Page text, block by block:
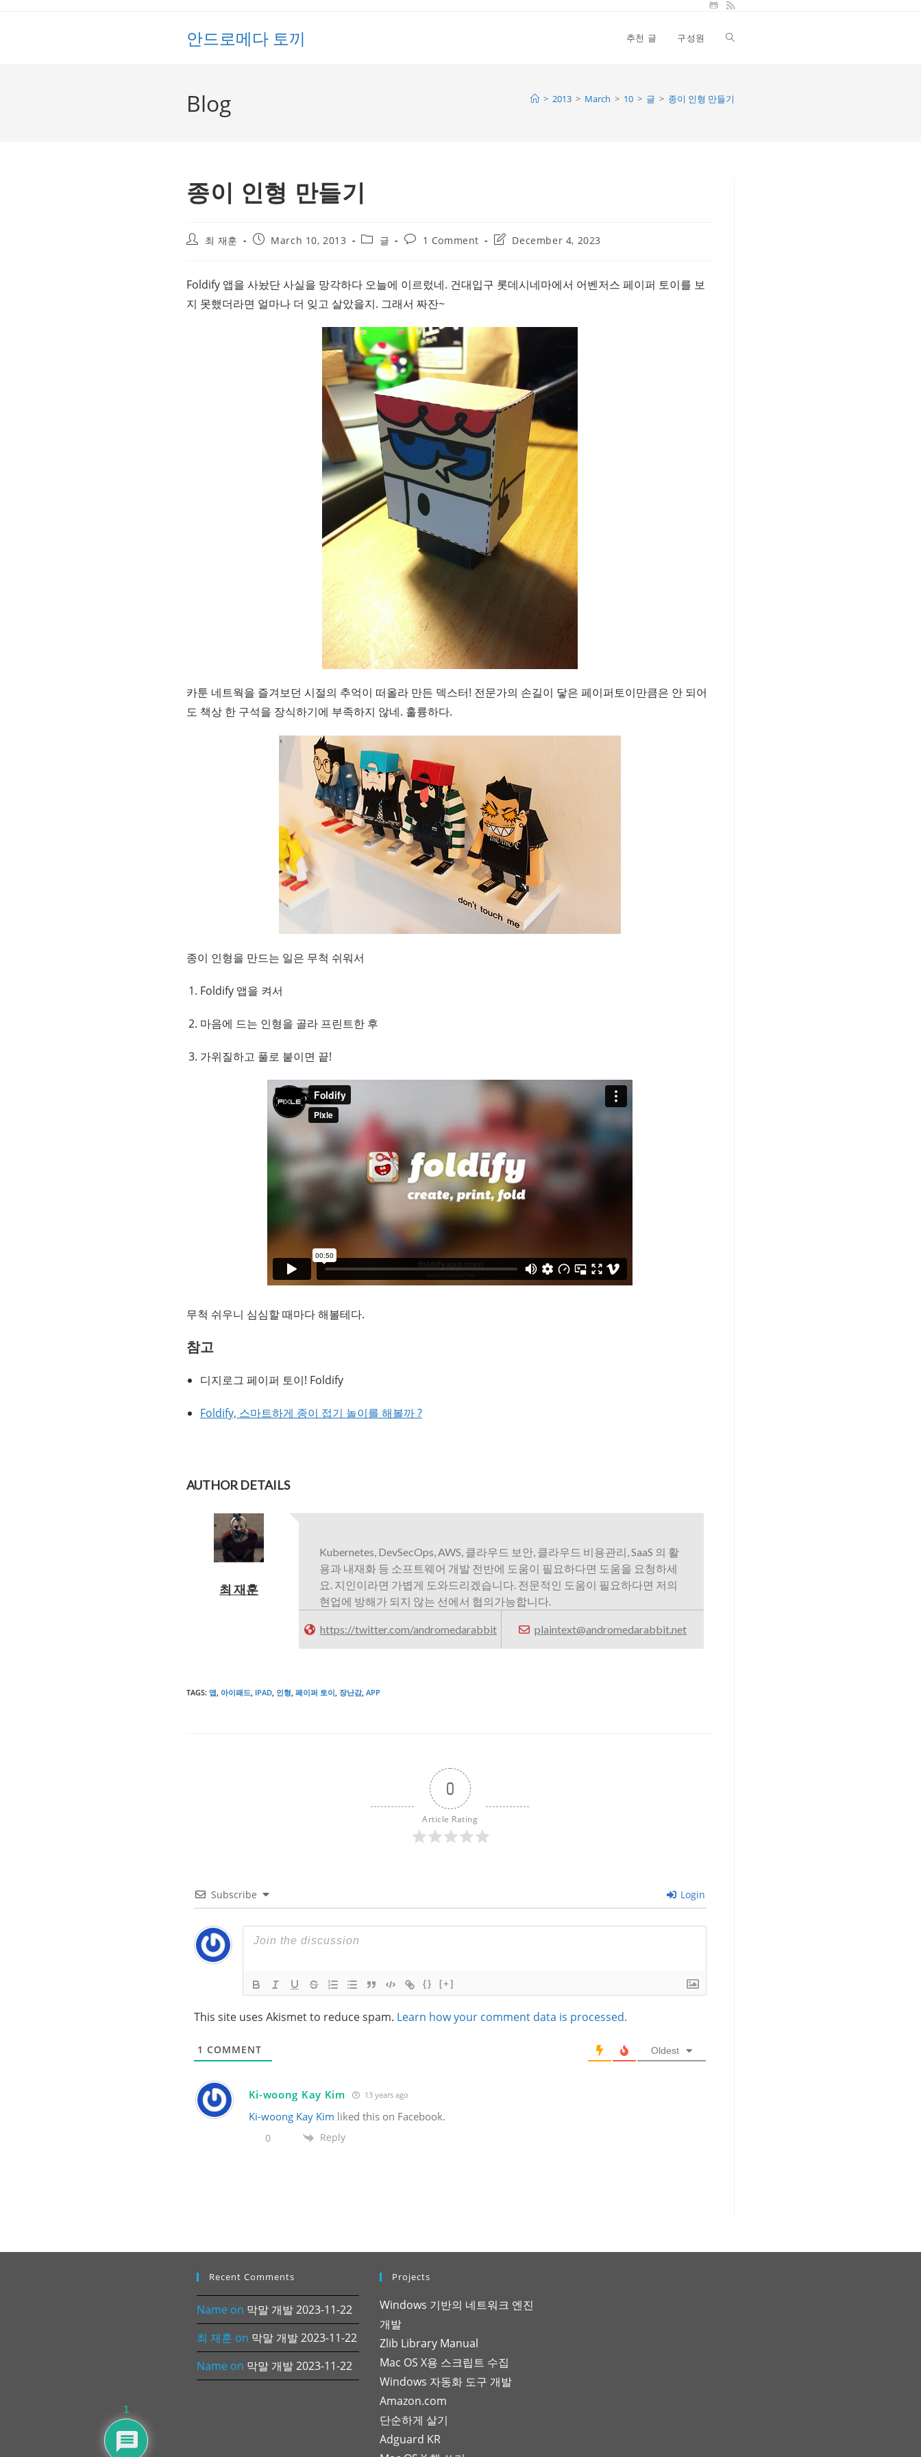
안드로메다 토끼 추천 글 구성원 Toggle
Blog > 2013 > March > 10 > 글 > 종이 인형 만들기
종이 인형 만들기
Post최 재훈
PostMarch 10, 2013
Post글
Post1 Comment
PostDecember 4, 2023
Foldify 앱을 사놨단 사실을 망각하다 오늘에 이르렀네. 건대입구 롯데시네마에서 어벤저스 페이퍼 토이를 보
지 못했더라면 얼마나 더 잊고 살았을지. 그래서 짜잔~
카툰 네트웍을 즐겨보던 시절의 추억이 떠올라 만든 덱스터! 전문가의 손길이 닿은 페이퍼토이만큼은 안 되어
도 책상 한 구석을 장식하기에 부족하지 않네. 훌륭하다.
종이 인형을 만드는 일은 무척 쉬워서
Foldify 앱을 켜서
마음에 드는 인형을 골라 프린트한 후
가위질하고 풀로 붙이면 끝!
무척 쉬우니 심심할 때마다 해볼테다.
참고
디지로그 페이퍼 토이! Foldify
Foldify, 스마트하게 종이 접기 놀이를 해볼까 ?
AUTHOR DETAILS
최 재훈
Kubernetes, DevSecOps, AWS, 클라우드 보안, 클라우드 비용관리, SaaS 의 활
용과 내재화 등 소프트웨어 개발 전반에 도움이 필요하다면 도움을 요청하세
요. 지인이라면 가볍게 도와드리겠습니다. 전문적인 도움이 필요하다면 저의
현업에 방해가 되지 않는 선에서 협의가능합니다.
https://twitter.com/andromedarabbit plaintext@andromedarabbit.net
TAGS: 앱, 아이패드, IPAD, 인형, 페이퍼 토이, 장난감, APP
0
Article Rating
Subscribe Login
{} [+]
This site uses Akismet to reduce spam. Learn how your comment data is processed.
1 COMMENT Oldest
Ki-woong Kay Kim 13 years ago
Ki-woong Kay Kim liked this on Facebook.
0 Reply
Recent Comments
Name on 막말 개발 2023-11-22
최 재훈 on 막말 개발 2023-11-22
Name on 막말 개발 2023-11-22
Projects
Windows 기반의 네트워크 엔진
개발
Zlib Library Manual
Mac OS X용 스크립트 수집
Windows 자동화 도구 개발
Amazon.com
단순하게 살기
Adguard KR
1